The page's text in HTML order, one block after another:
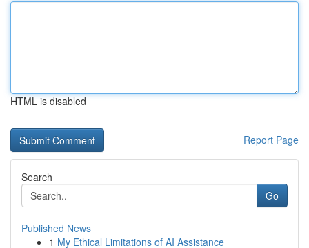
HTML is disabled
Report Page
Search
Go
Published News
1 My Ethical Limitations of AI Assistance